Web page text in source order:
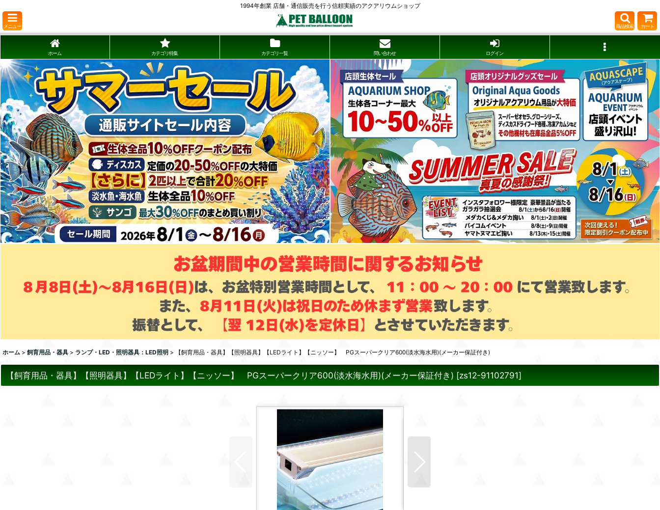
1994年創業 店舗・通信販売を行う信頼実績のアクアリウムショップ
メニュー 商品検索 カート
ホーム カテゴリ特集 カテゴリ一覧 問い合わせ ログイン
ホーム > 飼育用品・器具 > ランプ・LED・照明器具：LED照明 > 【飼育用品・器具】【照明器具】【LEDライト】【ニッソー】 PGスーパークリア600(淡水海水用)(メーカー保証付き)
【飼育用品・器具】【照明器具】【LEDライト】【ニッソー】 PGスーパークリア600(淡水海水用)(メーカー保証付き) [zs12-91102791]